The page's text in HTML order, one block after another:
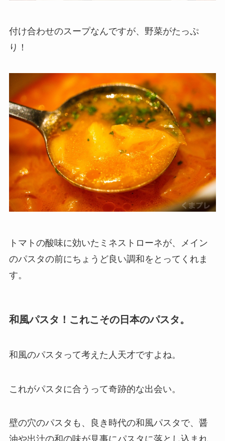
付け合わせのスープなんですが、野菜がたっぷ
り！
トマトの酸味に効いたミネストローネが、メイン
のパスタの前にちょうど良い調和をとってくれま
す。
和風パスタ！これこその日本のパスタ。
和風のパスタって考えた人天才ですよね。
これがパスタに合うって奇跡的な出会い。
壁の穴のパスタも、良き時代の和風パスタで、醤